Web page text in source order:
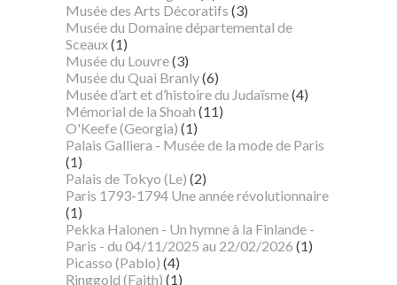
Musée des Arts Décoratifs (3)
Musée du Domaine départemental de
Sceaux(1)
Musée du Louvre(3)
Musée du Quai Branly(6)
Musée d’art et d’histoire du Judaïsme(4)
Mémorial de la Shoah (11)
O'Keefe (Georgia) (1)
Palais Galliera - Musée de la mode de Paris
(1)
Palais de Tokyo (Le) (2)
Paris 1793-1794 Une année révolutionnaire
(1)
Pekka Halonen - Un hymne à la Finlande -
Paris - du 04/11/2025 au 22/02/2026 (1)
Picasso (Pablo) (4)
Ringgold (Faith) (1)